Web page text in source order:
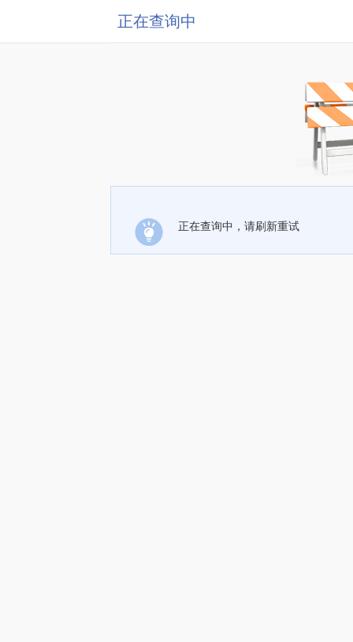
正在查询中
正在查询中，请刷新重试